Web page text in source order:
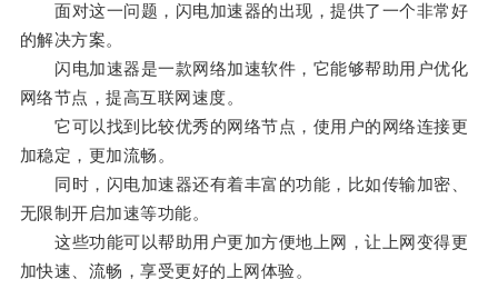
面对这一问题，闪电加速器的出现，提供了一个非常好
的解决方案。
闪电加速器是一款网络加速软件，它能够帮助用户优化
网络节点，提高互联网速度。
它可以找到比较优秀的网络节点，使用户的网络连接更
加稳定，更加流畅。
同时，闪电加速器还有着丰富的功能，比如传输加密、
无限制开启加速等功能。
这些功能可以帮助用户更加方便地上网，让上网变得更
加快速、流畅，享受更好的上网体验。